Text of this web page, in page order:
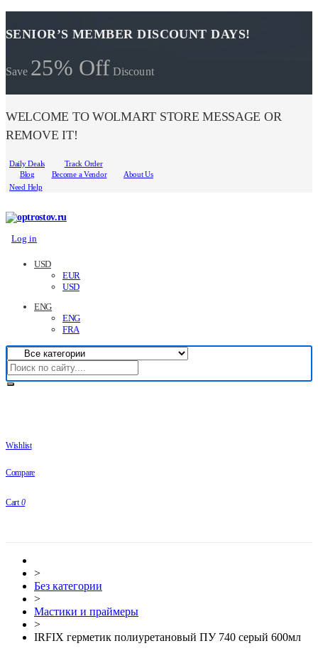
SENIOR’S MEMBER DISCOUNT DAYS!
Save 25% Off Discount
WELCOME TO WOLMART STORE MESSAGE OR
REMOVE IT!
Daily Deals
Track Order
Blog
Become a Vendor
About Us
Need Help
Log in
USD
EUR
USD
ENG
ENG
FRA
Wishlist
Compare
Cart 0
>
Без категории
>
Мастики и праймеры
>
IRFIX герметик полиуретановый ПУ 740 серый 600мл